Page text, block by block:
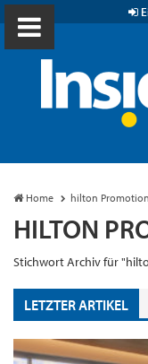
Home hilton Promotion
HILTON
Stichwort Archiv für
LETZTER ARTIKEL